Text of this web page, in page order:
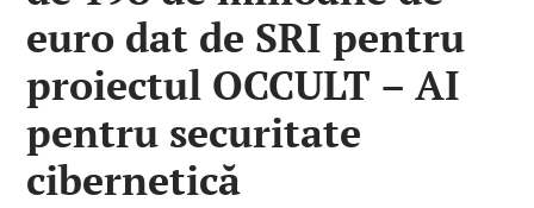
Seriale
Video
euro dat de SRI pentru
proiectul OCCULT – AI
pentru securitate
cibernetică